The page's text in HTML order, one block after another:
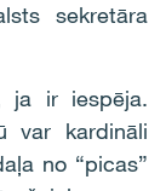
sekretāra
ja ir iespēja.
var kardināli
no “picas”